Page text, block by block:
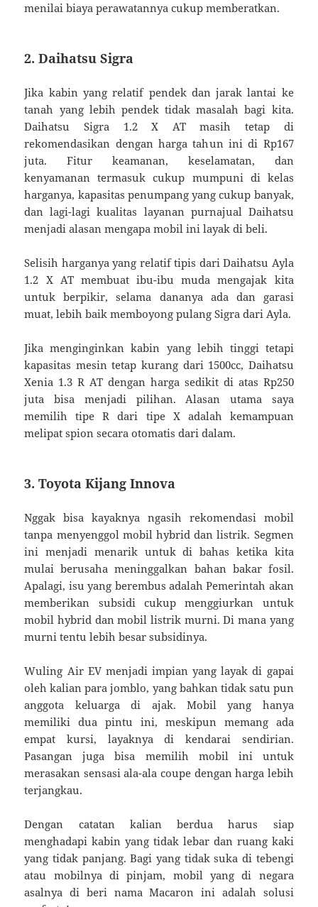
menilai biaya perawatannya cukup memberatkan.
2. Daihatsu Sigra
Jika kabin yang relatif pendek dan jarak lantai ke
tanah yang lebih pendek tidak masalah bagi kita.
Daihatsu Sigra 1.2 X AT masih tetap di
rekomendasikan dengan harga tahun ini di Rp167
juta. Fitur keamanan, keselamatan, dan
kenyamanan termasuk cukup mumpuni di kelas
harganya, kapasitas penumpang yang cukup banyak,
dan lagi-lagi kualitas layanan purnajual Daihatsu
menjadi alasan mengapa mobil ini layak di beli.
Selisih harganya yang relatif tipis dari Daihatsu Ayla
1.2 X AT membuat ibu-ibu muda mengajak kita
untuk berpikir, selama dananya ada dan garasi
muat, lebih baik memboyong pulang Sigra dari Ayla.
Jika menginginkan kabin yang lebih tinggi tetapi
kapasitas mesin tetap kurang dari 1500cc, Daihatsu
Xenia 1.3 R AT dengan harga sedikit di atas Rp250
juta bisa menjadi pilihan. Alasan utama saya
memilih tipe R dari tipe X adalah kemampuan
melipat spion secara otomatis dari dalam.
3. Toyota Kijang Innova
Nggak bisa kayaknya ngasih rekomendasi mobil
tanpa menyenggol mobil hybrid dan listrik. Segmen
ini menjadi menarik untuk di bahas ketika kita
mulai berusaha meninggalkan bahan bakar fosil.
Apalagi, isu yang berembus adalah Pemerintah akan
memberikan subsidi cukup menggiurkan untuk
mobil hybrid dan mobil listrik murni. Di mana yang
murni tentu lebih besar subsidinya.
Wuling Air EV menjadi impian yang layak di gapai
oleh kalian para jomblo, yang bahkan tidak satu pun
anggota keluarga di ajak. Mobil yang hanya
memiliki dua pintu ini, meskipun memang ada
empat kursi, layaknya di kendarai sendirian.
Pasangan juga bisa memilih mobil ini untuk
merasakan sensasi ala-ala coupe dengan harga lebih
terjangkau.
Dengan catatan kalian berdua harus siap
menghadapi kabin yang tidak lebar dan ruang kaki
yang tidak panjang. Bagi yang tidak suka di tebengi
atau mobilnya di pinjam, mobil yang di negara
asalnya di beri nama Macaron ini adalah solusi